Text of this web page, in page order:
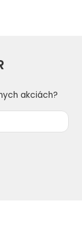
akciách?